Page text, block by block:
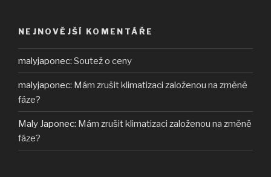
NEJNOVĚJŠÍ KOMENTÁŘE
malyjaponec: Soutež o ceny
malyjaponec: Mám zrušit klimatizaci založenou na změně
fáze?
Maly Japonec: Mám zrušit klimatizaci založenou na změně
fáze?